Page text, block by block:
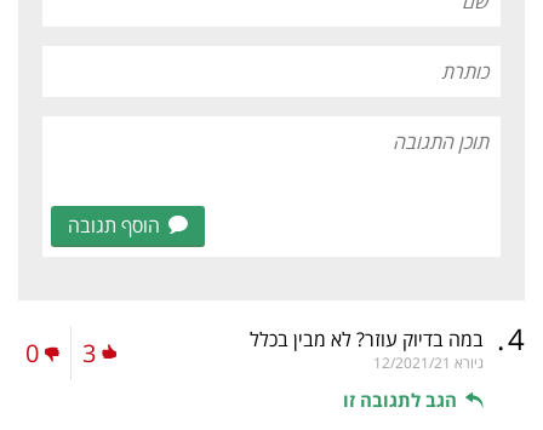
הוסף תגובה
4
. במה בדיוק עוזר? לא מבין בכלל
גיורא 12/2021/21
הגב לתגובה זו
3
0